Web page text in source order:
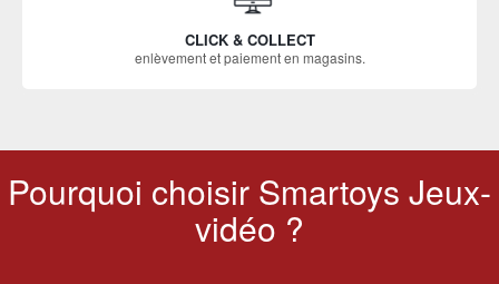
CLICK & COLLECT
enlèvement et paiement en magasins.
Pourquoi choisir Smartoys Jeux-
vidéo ?